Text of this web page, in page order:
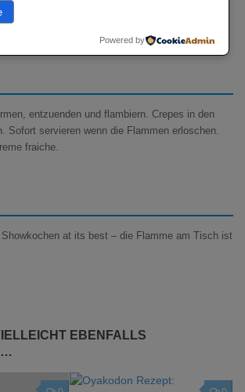
Orangenbutter erwaermen. Crepes mit dem
traenken.
entzuenden und flambiern. Crepes in den
Sofort servieren wenn die Flammen erloschen.
fraiche.
at its best – die Flamme am Tisch ist
EBENFALLS
…
Powered by